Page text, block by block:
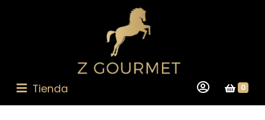
Tienda 0